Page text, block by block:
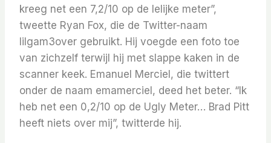
kreeg net een 7,2/10 op de lelijke meter”,
tweette Ryan Fox, die de Twitter-naam
lilgam3over gebruikt. Hij voegde een foto toe
van zichzelf terwijl hij met slappe kaken in de
scanner keek. Emanuel Merciel, die twittert
onder de naam emamerciel, deed het beter. “Ik
heb net een 0,2/10 op de Ugly Meter… Brad Pitt
heeft niets over mij”, twitterde hij.